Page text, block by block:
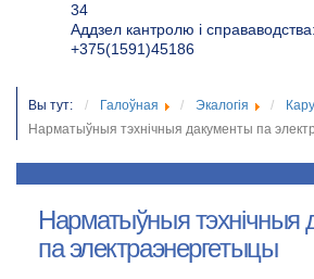
34
Аддзел кантролю і
+375(1591)45186
Вы тут: Галоўная Экалогія
Нарматыўныя тэхнічныя дакументы па
Нарматыўныя тэхнічныя
па электраэнергетыцы